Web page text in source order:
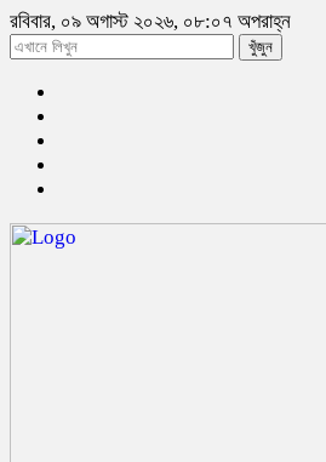
রবিবার, ০৯ অগাস্ট ২০২৬, ০৮:০৭ অপরাহ্ন
খুঁজুন